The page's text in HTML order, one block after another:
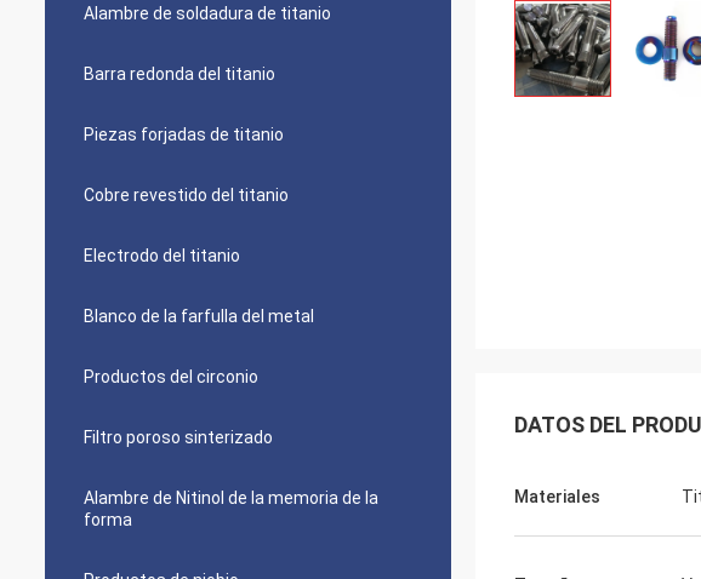
Alambre de soldadura de titanio
Barra redonda del titanio
Piezas forjadas de titanio
Cobre revestido del titanio
Electrodo del titanio
Blanco de la farfulla del metal
Productos del circonio
Filtro poroso sinterizado
Alambre de Nitinol de la memoria de la
forma
DATOS DEL
Materiales